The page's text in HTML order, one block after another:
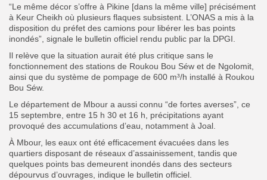
“Le même décor s’offre à Pikine [dans la même ville] précisément
à Keur Cheikh où plusieurs flaques subsistent. L’ONAS a mis à la
disposition du préfet des camions pour libérer les bas points
inondés”, signale le bulletin officiel rendu public par la DPGI.
Il relève que la situation aurait été plus critique sans le
fonctionnement des stations de Roukou Bou Séw et de Ngolomit,
ainsi que du système de pompage de 600 m³/h installé à Roukou
Bou Séw.
Le département de Mbour a aussi connu “de fortes averses”, ce
15 septembre, entre 15 h 30 et 16 h, précipitations ayant
provoqué des accumulations d’eau, notamment à Joal.
À Mbour, les eaux ont été efficacement évacuées dans les
quartiers disposant de réseaux d’assainissement, tandis que
quelques points bas demeurent inondés dans des secteurs
dépourvus d’ouvrages, indique le bulletin officiel.